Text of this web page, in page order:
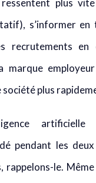
plus
s’informer en
recrutements en
marque
société plus
pendant les
rappelons-le.